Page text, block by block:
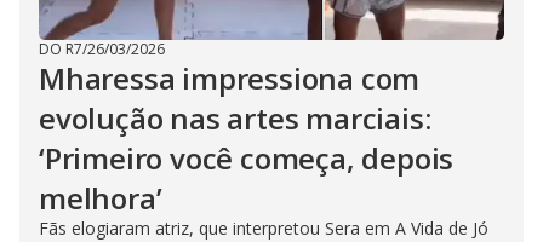
DO R7/26/03/2026
Mharessa impressiona com
evolução nas artes marciais:
‘Primeiro você começa, depois
melhora’
Fãs elogiaram atriz, que interpretou Sera em A Vida de Jó